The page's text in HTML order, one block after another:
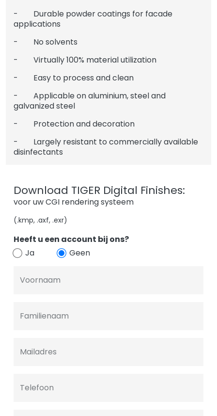
- Durable powder coatings for facade
applications
- No solvents
- Virtually 100% material utilization
- Easy to process and clean
- Applicable on aluminium, steel and
galvanized steel
- Protection and decoration
- Largely resistant to commercially available
disinfectants
Download TIGER Digital Finishes:
voor uw CGI rendering systeem
(.kmp, .axf, .exr)
Heeft u een account bij ons?
Ja
Geen
Voornaam
Familienaam
Mailadres
Telefoon